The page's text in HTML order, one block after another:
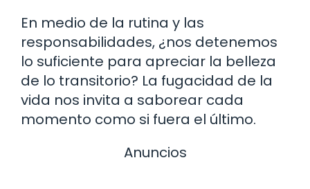
En medio de la rutina y las
responsabilidades, ¿nos detenemos
lo suficiente para apreciar la belleza
de lo transitorio? La fugacidad de la
vida nos invita a saborear cada
momento como si fuera el último.
Anuncios